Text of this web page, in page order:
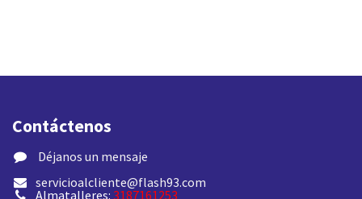
Contáctenos
​ Déjanos un mensaje
servicioalcliente@flash93.com
Almatalleres: 3187161253